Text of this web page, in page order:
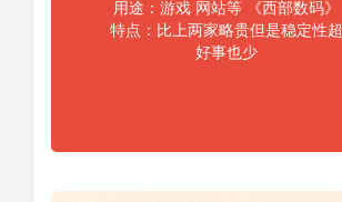
用途：游戏 网站等 《西部数码》
特点：比上两家略贵但是稳定性超
好事也少